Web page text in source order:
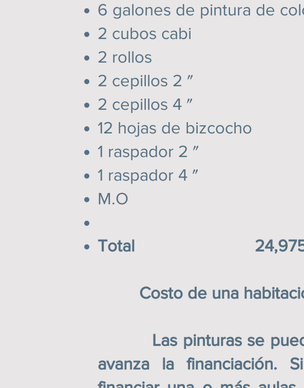
6 galones de pintura de
2 cubos
2 rollos
2 cepillos 2
2 cepillos 4
12 hojas de
1 raspador 2
1 raspador 4
M.O
Total 24,975
Costo de una
Las pinturas se
avanza la financiación.